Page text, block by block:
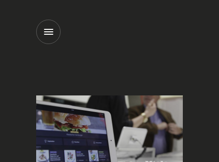
AUSSTELLUNG
ÜBER UNS
KOCHKURSE
KÜCHEN
LEICHT
HÄCKER